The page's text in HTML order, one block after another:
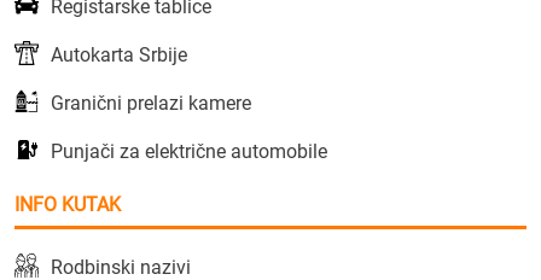
Registarske tablice
Autokarta Srbije
Granični prelazi kamere
Punjači za električne automobile
INFO KUTAK
Rodbinski nazivi